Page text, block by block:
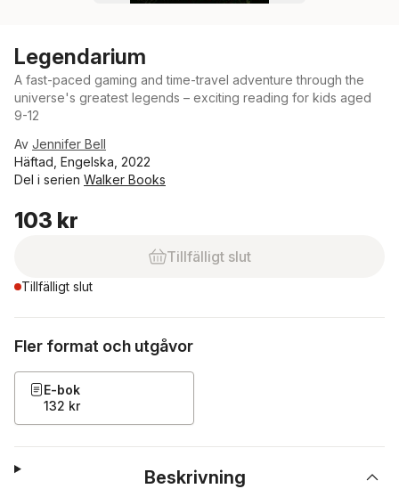
Legendarium
A fast-paced gaming and time-travel adventure through the
universe's greatest legends – exciting reading for kids aged
9-12
Av Jennifer Bell
Häftad, Engelska, 2022
Del i serien Walker Books
103 kr
Tillfälligt slut
Tillfälligt slut
Fler format och utgåvor
E-bok
132 kr
Beskrivning